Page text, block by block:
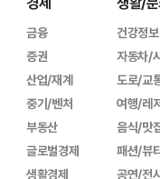
금융
증권
산업/재계
중기/벤처
부동산
글로벌경제
생활경제
건강정보
자동차/
도로/교
여행/레
음식/맛
패션/뷰
공연/전